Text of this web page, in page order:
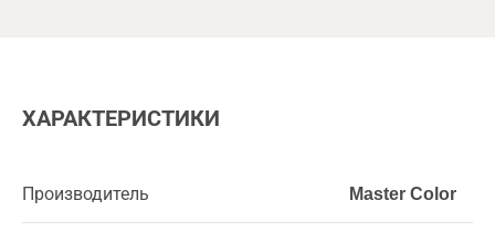
ХАРАКТЕРИСТИКИ
Производитель Master Color